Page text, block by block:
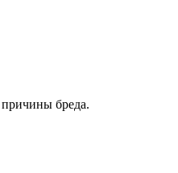
причины бреда.